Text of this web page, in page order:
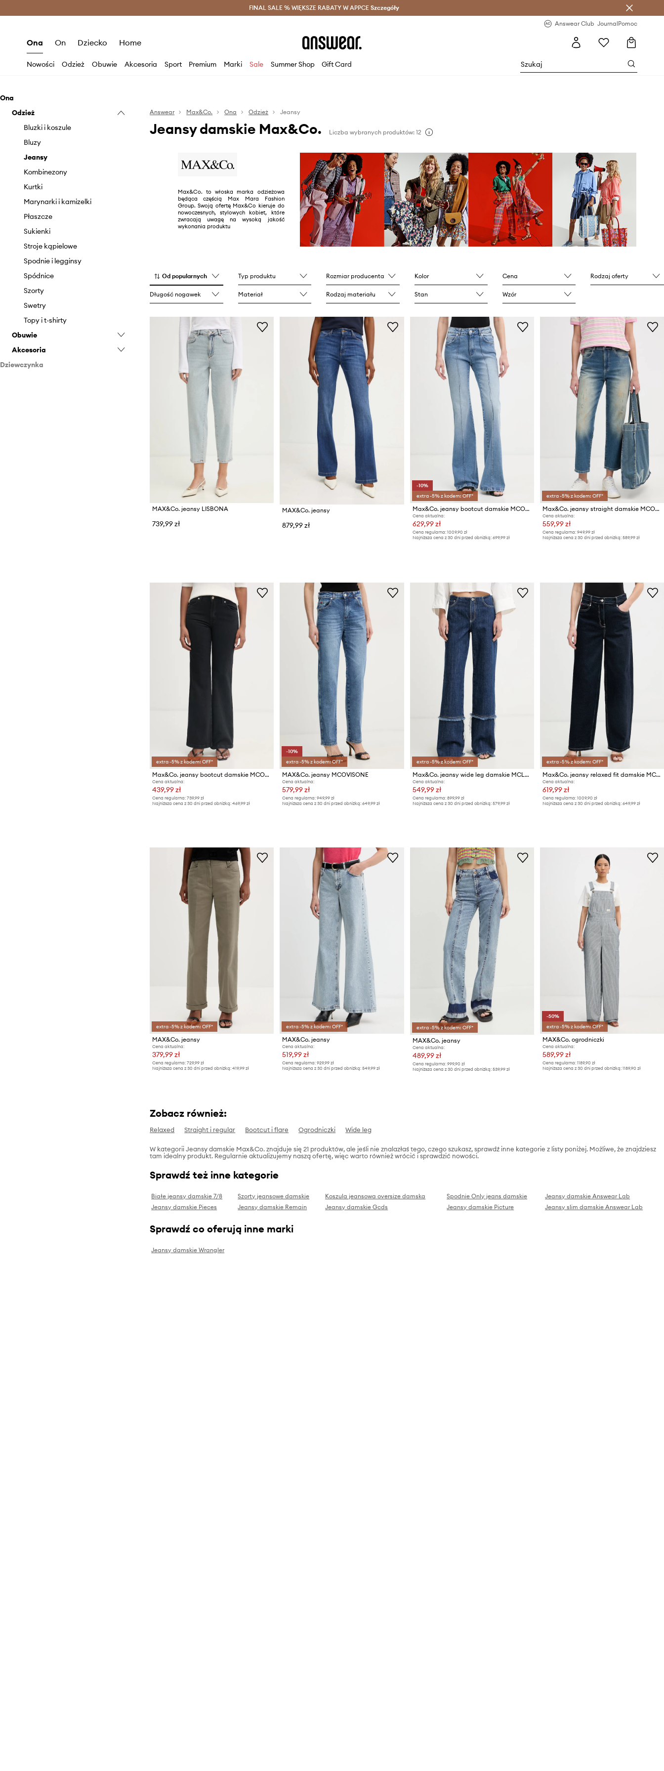
Oszczędzaj z Answear Club > Dostawa nawet w 24h >
FINAL SALE % WIĘKSZE RABATY W APPCE Szczegóły
Answear Club JournalPomoc
Ona On Dziecko Home
Nowości Odzież Obuwie Akcesoria Sport Premium Marki Sale Summer Shop Gift Card
Ona
Odzież
Bluzki i koszule
Bluzy
Jeansy
Kombinezony
Kurtki
Marynarki i kamizelki
Płaszcze
Sukienki
Stroje kąpielowe
Spodnie i legginsy
Spódnice
Szorty
Swetry
Topy i t-shirty
Obuwie
Baleriny
Szpilki
Akcesoria
Biżuteria
Dziewczynka
Answear Max&Co. Ona Odzież Jeansy
Jeansy damskie Max&Co. Liczba wybranych produktów: 12
Max&Co. to włoska marka odzieżowa
będąca częścią Max Mara Fashion
Group. Swoją ofertę Max&Co kieruje do
nowoczesnych, stylowych kobiet, które
zwracają uwagę na wysoką jakość
wykonania produktu
Od popularnych Typ produktu Rozmiar producenta Kolor Cena Rodzaj oferty
Długość nogawek Materiał Rodzaj materiału Stan Wzór
MAX&Co. jeansy LISBONA
739,99 zł
MAX&Co. jeansy
879,99 zł
-10%
extra -5% z kodem: OFF*
Max&Co. jeansy bootcut damskie MCOSEGGIO
Cena aktualna:
629,99 zł
Cena regularna: 1009,90 zł
Najniższa cena z 30 dni przed obniżką: 699,99 zł
extra -5% z kodem: OFF*
Max&Co. jeansy straight damskie MCOJUNIOR
Cena aktualna:
559,99 zł
Cena regularna: 949,99 zł
Najniższa cena z 30 dni przed obniżką: 589,99 zł
extra -5% z kodem: OFF*
Max&Co. jeansy bootcut damskie MCOESTREMO
Cena aktualna:
439,99 zł
Cena regularna: 739,99 zł
Najniższa cena z 30 dni przed obniżką: 469,99 zł
-10%
extra -5% z kodem: OFF*
MAX&Co. jeansy MCOVISONE
Cena aktualna:
579,99 zł
Cena regularna: 949,99 zł
Najniższa cena z 30 dni przed obniżką: 649,99 zł
extra -5% z kodem: OFF*
Max&Co. jeansy wide leg damskie MCLRICETTA
Cena aktualna:
549,99 zł
Cena regularna: 899,99 zł
Najniższa cena z 30 dni przed obniżką: 579,99 zł
extra -5% z kodem: OFF*
Max&Co. jeansy relaxed fit damskie MCOCRUSCA
Cena aktualna:
619,99 zł
Cena regularna: 1009,90 zł
Najniższa cena z 30 dni przed obniżką: 649,99 zł
extra -5% z kodem: OFF*
MAX&Co. jeansy
Cena aktualna:
379,99 zł
Cena regularna: 729,99 zł
Najniższa cena z 30 dni przed obniżką: 419,99 zł
extra -5% z kodem: OFF*
MAX&Co. jeansy
Cena aktualna:
519,99 zł
Cena regularna: 929,99 zł
Najniższa cena z 30 dni przed obniżką: 549,99 zł
extra -5% z kodem: OFF*
MAX&Co. jeansy
Cena aktualna:
489,99 zł
Cena regularna: 999,90 zł
Najniższa cena z 30 dni przed obniżką: 539,99 zł
-50%
extra -5% z kodem: OFF*
MAX&Co. ogrodniczki
Cena aktualna:
589,99 zł
Cena regularna: 1189,90 zł
Najniższa cena z 30 dni przed obniżką: 1189,90 zł
Zobacz również:
Relaxed Straight i regular Bootcut i flare Ogrodniczki Wide leg
W kategorii Jeansy damskie Max&Co. znajduje się 21 produktów, ale jeśli nie znalazłaś tego, czego szukasz, sprawdź inne kategorie z listy poniżej. Możliwe, że znajdziesz
tam idealny produkt. Regularnie aktualizujemy naszą ofertę, więc warto również wrócić i sprawdzić nowości.
Sprawdź też inne kategorie
Białe jeansy damskie 7/8 Szorty jeansowe damskie Koszula jeansowa oversize damska Spodnie Only jeans damskie
Jeansy damskie Answear Lab
Jeansy damskie Pieces
Jeansy damskie Remain Jeansy damskie Gcds Jeansy damskie Picture Jeansy slim damskie Answear Lab
Sprawdź co oferują inne marki
Jeansy damskie Wrangler